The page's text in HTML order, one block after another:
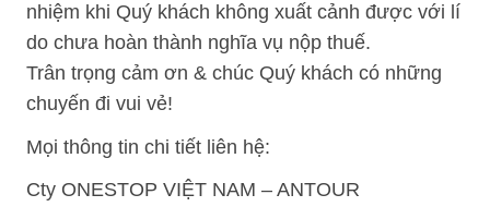
nhiệm khi Quý khách không xuất cảnh được với lí
do chưa hoàn thành nghĩa vụ nộp thuế.
Trân trọng cảm ơn & chúc Quý khách có những
chuyến đi vui vẻ!
Mọi thông tin chi tiết liên hệ:
Cty ONESTOP VIỆT NAM – ANTOUR